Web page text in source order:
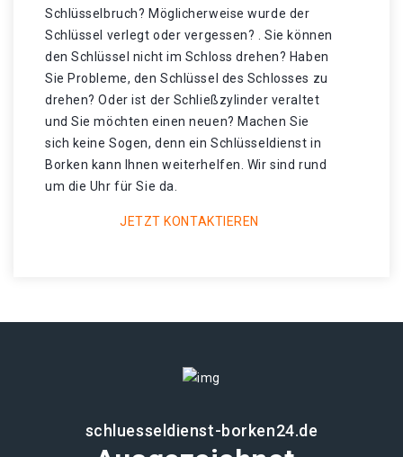
Schlüsselbruch? Möglicherweise wurde der
Schlüssel verlegt oder vergessen? . Sie können
den Schlüssel nicht im Schloss drehen? Haben
Sie Probleme, den Schlüssel des Schlosses zu
drehen? Oder ist der Schließzylinder veraltet
und Sie möchten einen neuen? Machen Sie
sich keine Sogen, denn ein Schlüsseldienst in
Borken kann Ihnen weiterhelfen. Wir sind rund
um die Uhr für Sie da.
JETZT KONTAKTIEREN
schluesseldienst-borken24.de